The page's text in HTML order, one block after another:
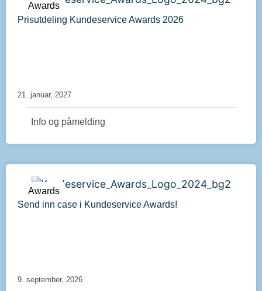
Awards
Prisutdeling Kundeservice Awards 2026
21. januar, 2027
Info og påmelding
Awards
Send inn case i Kundeservice Awards!
9. september, 2026